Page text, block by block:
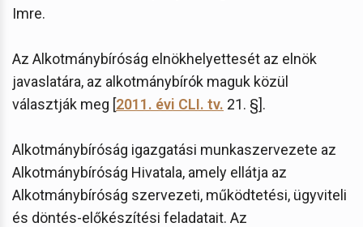
Imre.
Az Alkotmánybíróság elnökhelyettesét az elnök
javaslatára, az alkotmánybírók maguk közül
választják meg [2011. évi CLI. tv. 21. §].
Alkotmánybíróság igazgatási munkaszervezete az
Alkotmánybíróság Hivatala, amely ellátja az
Alkotmánybíróság szervezeti, működtetési, ügyviteli
és döntés-előkészítési feladatait. Az